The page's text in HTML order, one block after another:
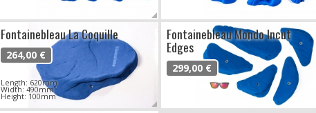
Fontainebleau La Coquille
264,00 €
Length: 620mm
Width: 490mm
Height: 100mm
Fontainebleau Mondo Incut
Edges
299,00 €